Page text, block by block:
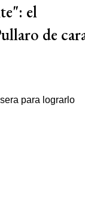
el
de